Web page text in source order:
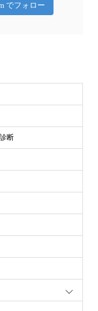
でフォロー
断